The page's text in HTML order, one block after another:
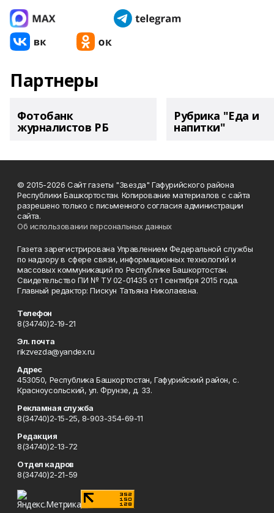
Партнеры
Фотобанк
журналистов РБ
Рубрика "Еда и
напитки"
© 2015-2026 Сайт газеты "Звезда" Гафурийского района
Республики Башкортостан. Копирование материалов с сайта
разрешено только с письменного согласия администрации
сайта.
Об использовании персональных данных
Газета зарегистрирована Управлением Федеральной службы
по надзору в сфере связи, информационных технологий и
массовых коммуникаций по Республике Башкортостан.
Свидетельство ПИ № ТУ 02-01435 от 1 сентября 2015 года.
Главный редактор: Пискун Татьяна Николаевна.
Телефон
8(34740)2-19-21
Эл. почта
rikzvezda@yandex.ru
Адрес
453050, Республика Башкортостан, Гафурийский район, с.
Красноусольский, ул. Фрунзе, д. 33.
Рекламная служба
8(34740)2-15-25, 8-903-354-69-11
Редакция
8(34740)2-13-72
Отдел кадров
8(34740)2-21-59